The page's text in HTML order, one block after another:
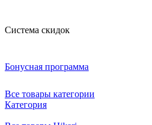
Система скидок
Бонусная программа
Все товары категории
Категория